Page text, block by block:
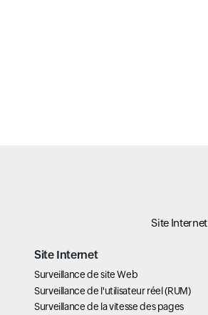
Site Internet
Site Internet
Surveillance de site Web
Surveillance de l'utilisateur réel (RUM)
Surveillance de la vitesse des pages